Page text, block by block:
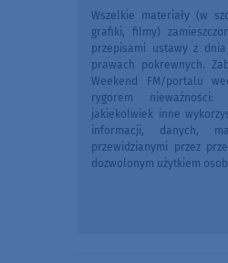
Wszelkie materiały (w
grafiki, filmy)
przepisami ustawy z
prawach pokrewnych.
Weekend FM/portalu
rygorem nieważności:
jakiekolwiek inne
informacji, danych,
przewidzianymi przez
dozwolonym użytkiem